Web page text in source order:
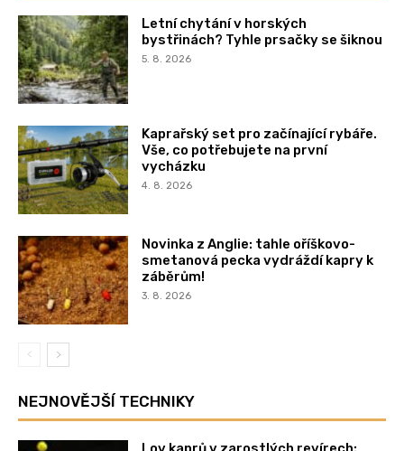
Letní chytání v horských
bystřinách? Tyhle prsačky se šiknou
5. 8. 2026
Kaprařský set pro začínající rybáře.
Vše, co potřebujete na první
vycházku
4. 8. 2026
Novinka z Anglie: tahle oříškovo-
smetanová pecka vydráždí kapry k
záběrům!
3. 8. 2026
NEJNOVĚJŠÍ TECHNIKY